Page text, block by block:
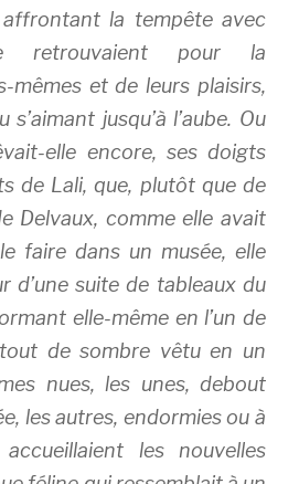
la tempête avec
retrouvaient pour la
mêmes et de leurs plaisirs,
jusqu’à l’aube. Ou
elle encore, ses doigts
de Lali, que, plutôt que de
Delvaux, comme elle avait
faire dans un musée, elle
d’une suite de tableaux du
elle-même en l’un de
de sombre vêtu en un
nues, les unes, debout
les autres, endormies ou à
les nouvelles